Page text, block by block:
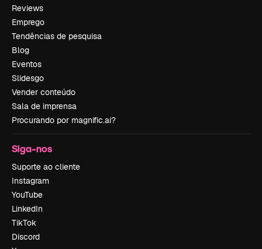
Reviews
Emprego
Tendências de pesquisa
Blog
Eventos
Slidesgo
Vender conteúdo
Sala de imprensa
Procurando por magnific.ai?
Siga-nos
Suporte ao cliente
Instagram
YouTube
LinkedIn
TikTok
Discord